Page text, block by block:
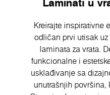
Kreirajte inspirativne
odličan prvi utisak
laminata za vrata.
funkcionalne i
usklađivanje sa
unutrašnjih površina,